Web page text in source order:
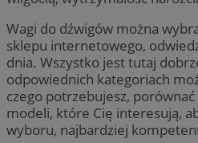
Wagi do dźwigów można
sklepu internetowego,
dnia. Wszystko jest tutaj
odpowiednich kategoriach
czego potrzebujesz,
modeli, które Cię interesują,
wyboru, najbardziej